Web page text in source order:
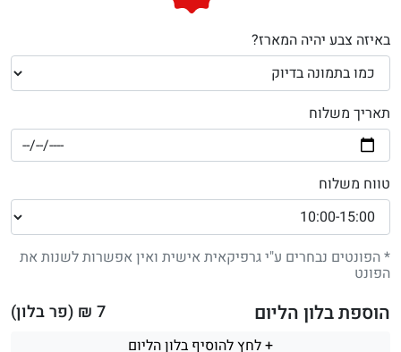
באיזה צבע יהיה המארז?
תאריך משלוח
טווח משלוח
* הפונטים נבחרים ע"י גרפיקאית אישית ואין אפשרות לשנות את
הפונט
הוספת בלון הליום 7 ₪ (פר בלון)
+ לחץ להוסיף בלון הליום